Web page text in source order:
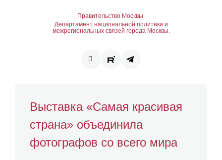
Правительство Москвы.
Департамент национальной политики и
межрегиональных связей города Москвы.
Выставка «Самая красивая
страна» объединила
фотографов со всего мира